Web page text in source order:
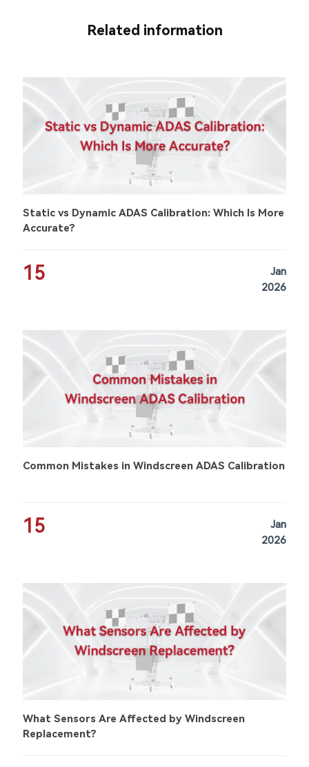
Related information
Static vs Dynamic ADAS Calibration: Which Is More
Accurate?
15
Jan
2026
Common Mistakes in Windscreen ADAS Calibration
15
Jan
2026
What Sensors Are Affected by Windscreen
Replacement?